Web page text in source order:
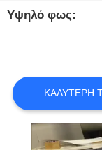
ΕΙΔΉΣΕΙΣ
ΤΏΡΑ.
COMPANY
Υψηλό φως:
ΚΑΛΎΤΕΡΗ